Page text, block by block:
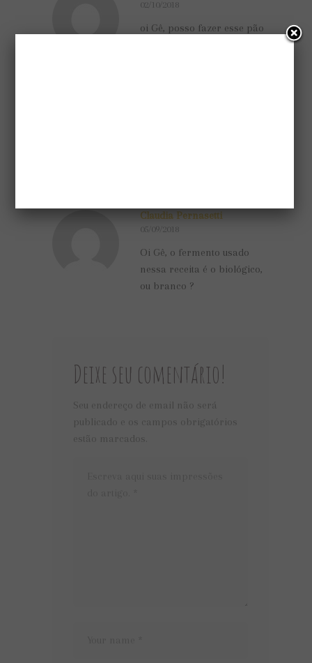
02/10/2018
oi Gê, posso fazer esse pão
Claudia Pernasetti
05/09/2018
Oi Gê, o fermento usado
nessa receita é o biológico,
ou branco ?
Deixe seu comentário!
Seu endereço de email não será
publicado e os campos obrigatórios
estão marcados.